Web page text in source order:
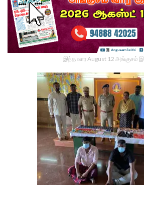
இந்த வார August 12 அங்குசம்